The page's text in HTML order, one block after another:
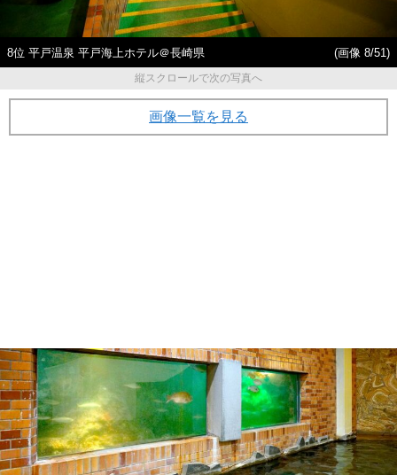
8位 平戸温泉 平戸海上ホテル＠長崎県
(画像 8/51)
縦スクロールで次の写真へ
画像一覧を見る